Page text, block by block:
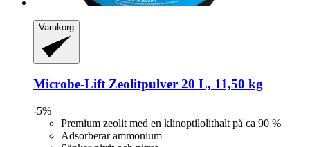
Varukorg
Microbe-LiftZeolitpulver 20 L, 11,50 kg
-5%
Premium zeolit med en klinoptilolithalt på ca 90 %
Adsorberar ammonium